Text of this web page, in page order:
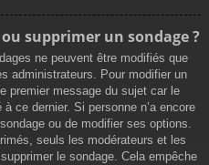
supprimer un sondage ?
ne peuvent être modifiés que
administrateurs. Pour modifier un
premier message du sujet car le
ce dernier. Si personne n’a encore
ou de modifier ses options.
seuls les modérateurs et les
le sondage. Cela empêche